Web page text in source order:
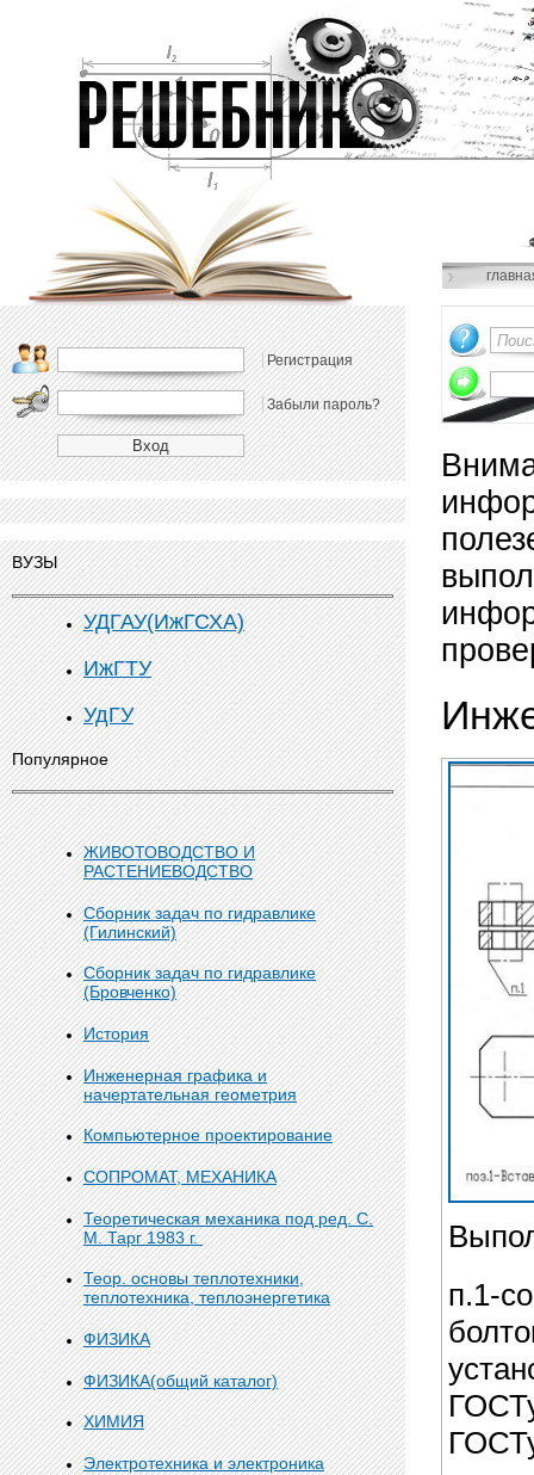
Регистрация
Забыли пароль?
ВУЗЫ
УДГАУ(ИжГСХА)
ИжГТУ
УдГУ
Популярное
ЖИВОТОВОДСТВО И
РАСТЕНИЕВОДСТВО
Сборник задач по гидравлике
(Гилинский)
Сборник задач по гидравлике
(Бровченко)
История
Инженерная графика и
начертательная геометрия
Компьютерное проектирование
СОПРОМАТ, МЕХАНИКА
Теоретическая механика под ред. С.
М. Тарг 1983 г.
Теор. основы теплотехники,
теплотехника, теплоэнергетика
ФИЗИКА
ФИЗИКА(общий каталог)
ХИМИЯ
Электротехника и электроника
п.1-